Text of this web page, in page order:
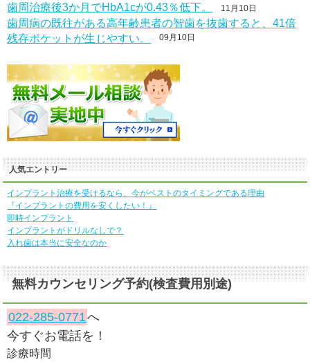
歯周治療後3か月でHbA1cが0.43％低下。 11月10日
歯周病の既往がある高年齢患者の智歯を抜歯すると、41倍
残存ポケットが生じやすい。 09月10日
人気エントリー
インプラント治療を受けるなら、今がベストのタイミングである理由
『インプラントの費用を安くしたい！』
即時インプラント
インプラントがドリルなしで？
入れ歯は本当に安全なのか
無料カウンセリング予約(検査費用別途)
022-285-0771へ
今すぐお電話を！
診療時間